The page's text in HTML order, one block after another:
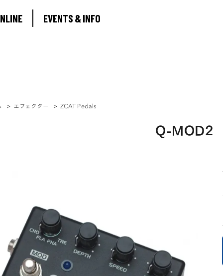
EVENTS & INFOABOUT
> エフェクター > ZCAT Pedals
Q-MOD2